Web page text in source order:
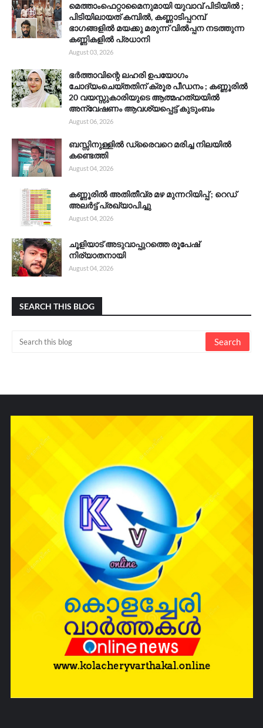
മെത്താംഫെറ്റാമൈനുമായി യുവാവ് പിടിയിൽ ;
പിടിയിലായത് കമ്പിൽ, കണ്ണാടിപ്പറമ്പ്
ഭാഗങ്ങളിൽ മയക്കു മരുന്ന് വിൽപ്പന നടത്തുന്ന
കണ്ണികളിൽ പ്രധാനി
August 03, 2026
ഭർത്താവിന്റെ ലഹരി ഉപയോഗം
ചോദ്യംചെയ്തതിന് ക്രൂര പീഡനം ; കണ്ണൂരിൽ
20 വയസ്സുകാരിയുടെ ആത്മഹത്യയിൽ
അന്വേഷണം ആവശ്യപ്പെട്ട് കുടുംബം
August 06, 2026
ബസ്സിനുള്ളിൽ ഡ്രൈവറെ മരിച്ച നിലയിൽ
കണ്ടെത്തി
August 04, 2026
കണ്ണൂരിൽ അതിതീവ്ര മഴ മുന്നറിയിപ്പ് ; റെഡ്
അലർട്ട് പ്രഖ്യാപിച്ചു
August 04, 2026
ചൂളിയാട് അടുവാപ്പുറത്തെ രൂപേഷ്
നിര്യാതനായി
August 04, 2026
SEARCH THIS BLOG